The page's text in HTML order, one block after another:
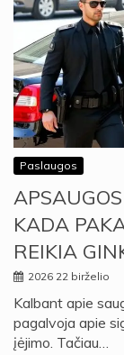
Paslaugos
KADA
REIKIA
2026 22 birželio
Kalbant apie
pagalvoja apie
įėjimo. Tačiau…